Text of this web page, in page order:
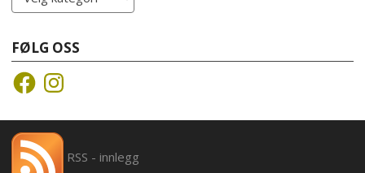
FØLG OSS
FacebookInstagram
RSS - innlegg